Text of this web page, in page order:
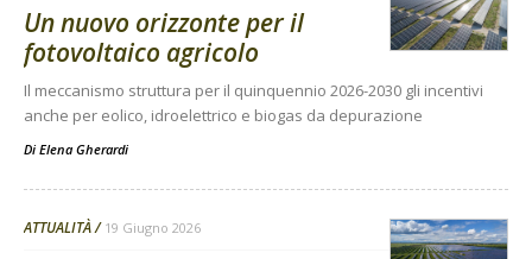
Un nuovo orizzonte per il
fotovoltaico agricolo
Il meccanismo struttura per il quinquennio 2026-2030 gli incentivi
anche per eolico, idroelettrico e biogas da depurazione
Di Elena Gherardi
ATTUALITÀ 19 Giugno 2026